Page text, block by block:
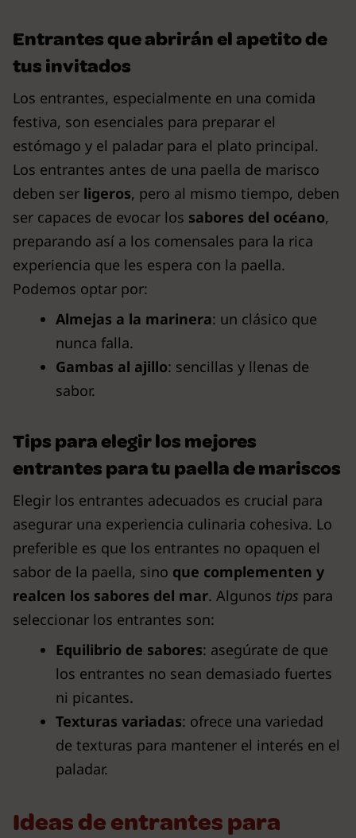
Entrantes que abrirán el apetito de
tus invitados
Los entrantes, especialmente en una comida
festiva, son esenciales para preparar el
estómago y el paladar para el plato principal.
Los entrantes antes de una paella de marisco
deben ser ligeros, pero al mismo tiempo, deben
ser capaces de evocar los sabores del océano,
preparando así a los comensales para la rica
experiencia que les espera con la paella.
Podemos optar por:
Almejas a la marinera: un clásico que
nunca falla.
Gambas al ajillo: sencillas y llenas de
sabor.
Tips para elegir los mejores
entrantes para tu paella de mariscos
Elegir los entrantes adecuados es crucial para
asegurar una experiencia culinaria cohesiva. Lo
preferible es que los entrantes no opaquen el
sabor de la paella, sino que complementen y
realcen los sabores del mar. Algunos tips para
seleccionar los entrantes son:
Equilibrio de sabores: asegúrate de que
los entrantes no sean demasiado fuertes
ni picantes.
Texturas variadas: ofrece una variedad
de texturas para mantener el interés en el
paladar.
Ideas de entrantes para